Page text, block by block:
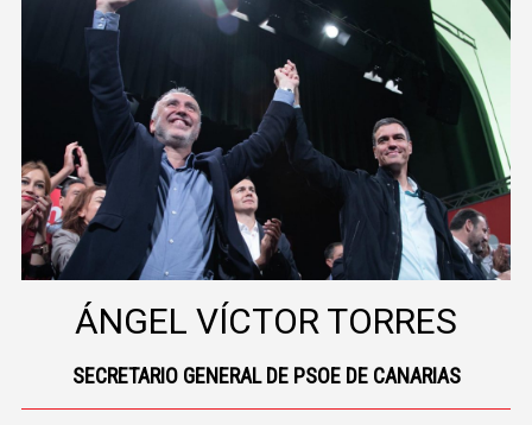
ÁNGEL VÍCTOR TORRES
SECRETARIO GENERAL DE PSOE DE CANARIAS